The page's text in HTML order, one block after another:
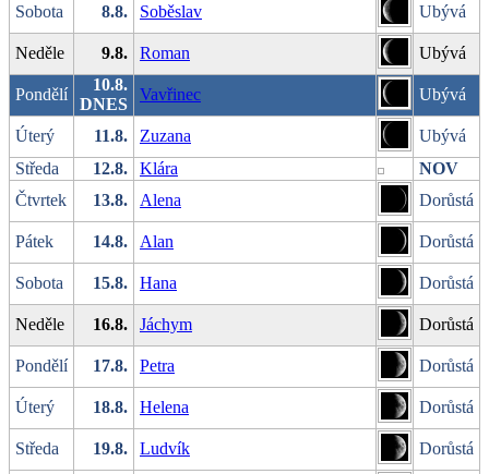
Sobota 8.8. Soběslav Ubývá
Neděle 9.8. Roman Ubývá
Pondělí
10.8.
DNES
Vavřinec Ubývá
Úterý 11.8. Zuzana
Ubývá
Středa
12.8. Klára
NOV
Čtvrtek
13.8. Alena Dorůstá
Pátek 14.8. Alan Dorůstá
Sobota 15.8. Hana Dorůstá
Neděle 16.8. Jáchym Dorůstá
Pondělí 17.8. Petra Dorůstá
Úterý 18.8. Helena Dorůstá
Středa 19.8. Ludvík Dorůstá